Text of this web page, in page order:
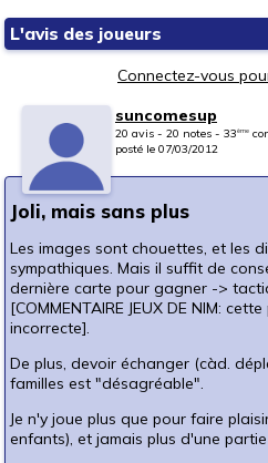
L'avis des joueurs
Connectez-vous
suncomesup
20 avis - 20 notes - 33ème
posté le 07/03/2012
Joli, mais sans plus
Les images sont chouettes, et les
sympathiques. Mais il suffit de
dernière carte pour gagner ->
[COMMENTAIRE JEUX DE NIM:
incorrecte].
De plus, devoir échanger (càd.
familles est "désagréable".
Je n'y joue plus que pour faire
enfants), et jamais plus d'une